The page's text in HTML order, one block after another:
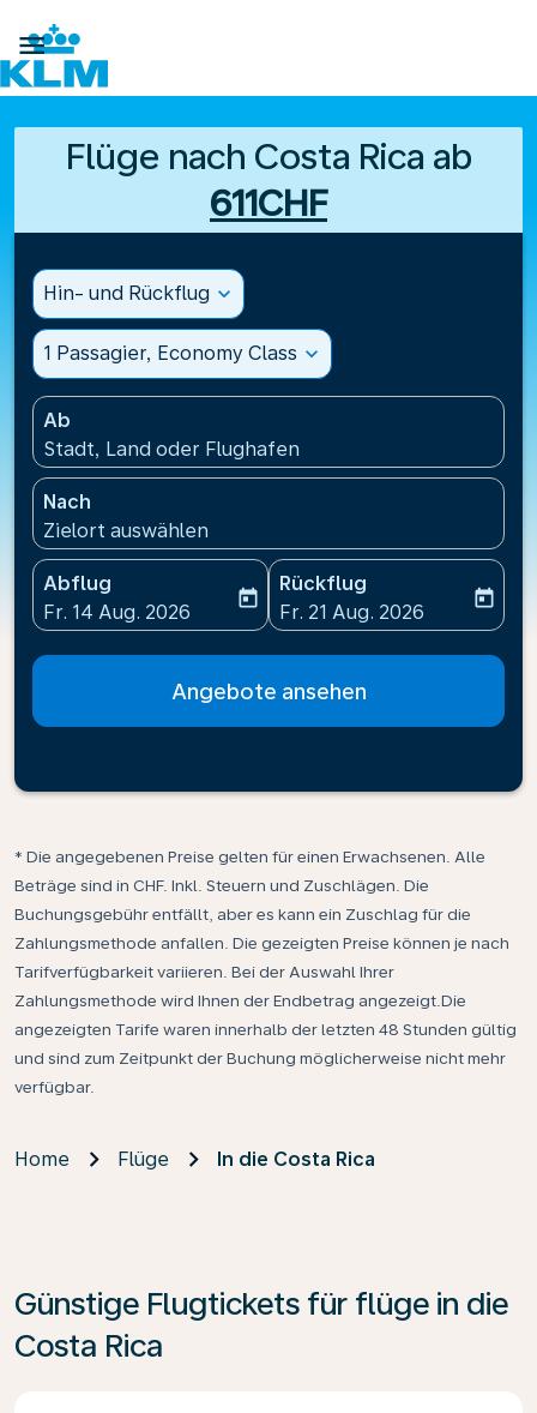

Flüge nach Costa Rica ab
611CHF
Hin- und Rückflug expand_more
1 Passagier, Economy Class expand_more
Ab
Stadt, Land oder Flughafen
Nach
Zielort auswählen
Abflug
fc-booking-departure-date-aria-label
Fr. 14 Aug. 2026
today
Rückflug
fc-booking-return-date-
Fr. 21 Aug. 2026
today
Angebote ansehen
* Die angegebenen Preise gelten für einen Erwachsenen. Alle
Beträge sind in CHF. Inkl. Steuern und Zuschlägen. Die
Buchungsgebühr entfällt, aber es kann ein Zuschlag für die
Zahlungsmethode anfallen. Die gezeigten Preise können je nach
Tarifverfügbarkeit variieren. Bei der Auswahl Ihrer
Zahlungsmethode wird Ihnen der Endbetrag angezeigt.Die
angezeigten Tarife waren innerhalb der letzten 48 Stunden gültig
und sind zum Zeitpunkt der Buchung möglicherweise nicht mehr
verfügbar.
Home Flüge In die Costa Rica
Günstige Flugtickets für flüge in die
Costa Rica